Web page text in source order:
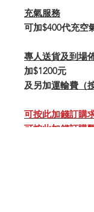
充氣服務
可加$400代充空
專人送貨及到場
加$1200元
及另加運輸費（
可按此加錢訂購
可按此加錢訂購